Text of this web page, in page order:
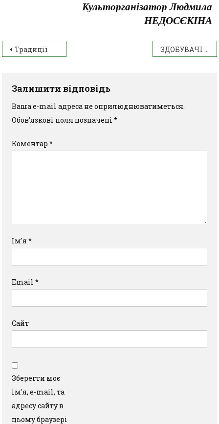
Культорганізатор Людмила
НЕДОСЄКІНА
Традиції ЗДОБУВАЧІ ОСВІТИ ІАТФК – УЧАСНИКИ ОБЛАСНОЇ ОЛІМПІАДИ
Залишити відповідь
Ваша e-mail адреса не оприлюднюватиметься.
Обов’язкові поля позначені*
Коментар*
Ім'я*
Email*
Сайт
Зберегти моє
ім'я, e-mail, та
адресу сайту в
цьому браузері